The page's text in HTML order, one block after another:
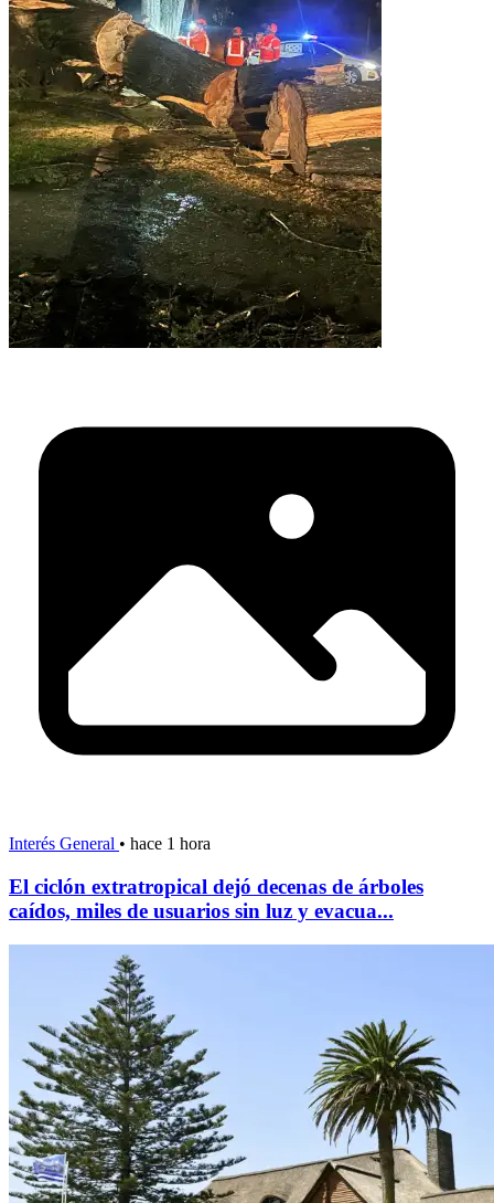
Interés General • hace 1 hora
El ciclón extratropical dejó decenas de árboles
caídos, miles de usuarios sin luz y evacua...